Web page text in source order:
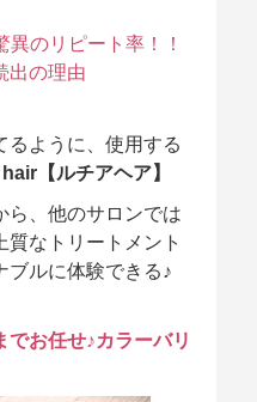
異のリピート率！！
出の理由
るように、使用する
【ルチアヘア】
ら、他のサロンでは
質なトリートメント
ブルに体験できる♪
お任せ♪カラーバリ